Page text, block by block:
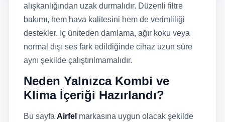
alışkanlığından uzak durmalıdır. Düzenli filtre
bakımı, hem hava kalitesini hem de verimliliği
destekler. İç üniteden damlama, ağır koku veya
normal dışı ses fark edildiğinde cihaz uzun süre
aynı şekilde çalıştırılmamalıdır.
Neden Yalnızca Kombi ve
Klima İçeriği Hazırlandı?
Bu sayfa Airfel markasına uygun olacak şekilde